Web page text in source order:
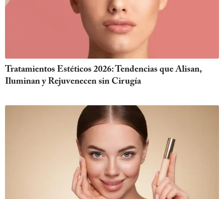
Tratamientos Estéticos 2026: Tendencias que Alisan,
Iluminan y Rejuvenecen sin Cirugía